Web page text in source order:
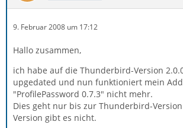
9. Februar 2008 um 17:12
Hallo zusammen,
ich habe auf die Thunderbird-Version
upgedated und nun funktioniert mein
"ProfilePassword 0.7.3" nicht mehr.
Dies geht nur bis zur Thunderbird-
Version gibt es nicht.